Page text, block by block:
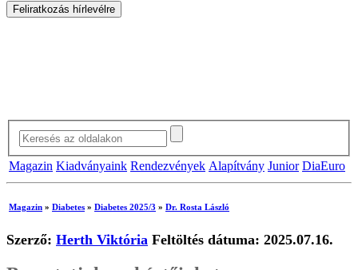
Magazin Kiadványaink Rendezvények Alapítvány Junior DiaEuro
Magazin » Diabetes » Diabetes 2025/3 » Dr. Rosta László
Szerző: Herth Viktória Feltöltés dátuma: 2025.07.16.